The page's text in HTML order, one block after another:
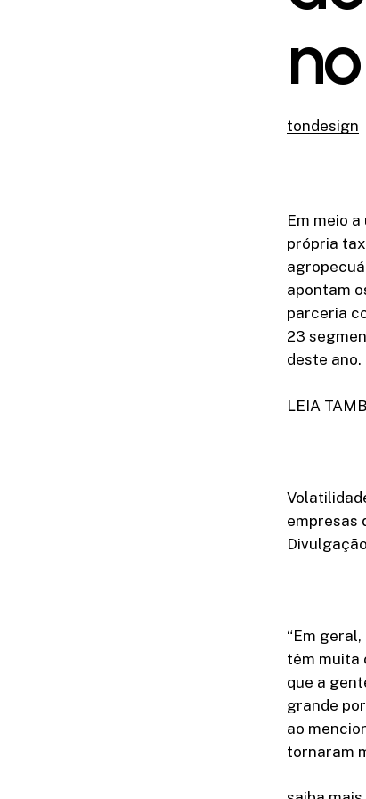
tondesign
Em meio
própria
apontam
parceria
23
deste ano.
LEIA
empresas
“Em
têm muita
que a
grande
ao
tornaram